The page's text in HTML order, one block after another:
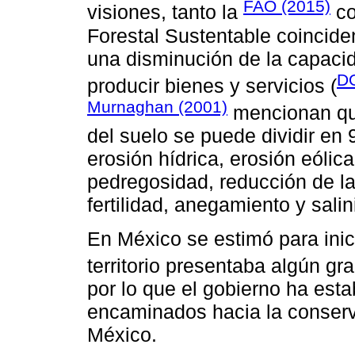
visiones, tanto la FAO (2015)
Forestal Sustentable
una disminución de la
producir bienes y servicios (
Murnaghan (2001) mencionan
del suelo se puede dividir en
erosión hídrica, erosión
pedregosidad, reducción de
fertilidad, anegamiento y
En México se estimó para
territorio presentaba algún
por lo que el gobierno ha
encaminados hacia la
México.